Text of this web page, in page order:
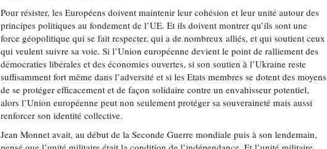
Pour résister, les Européens doivent maintenir leur cohésion et leur unité autour des
principes politiques au fondement de l’UE. Et ils doivent montrer qu’ils sont une
force géopolitique qui se fait respecter, qui a de nombreux alliés, et qui soutient ceux
qui veulent suivre sa voie. Si l’Union européenne devient le point de ralliement des
démocraties libérales et des économies ouvertes, si son soutien à l’Ukraine reste
suffisamment fort même dans l’adversité et si les Etats membres se dotent des moyens
de se protéger efficacement et de façon solidaire contre un envahisseur potentiel,
alors l’Union européenne peut non seulement protéger sa souveraineté mais aussi
renforcer son identité collective.
Jean Monnet avait, au début de la Seconde Guerre mondiale puis à son lendemain,